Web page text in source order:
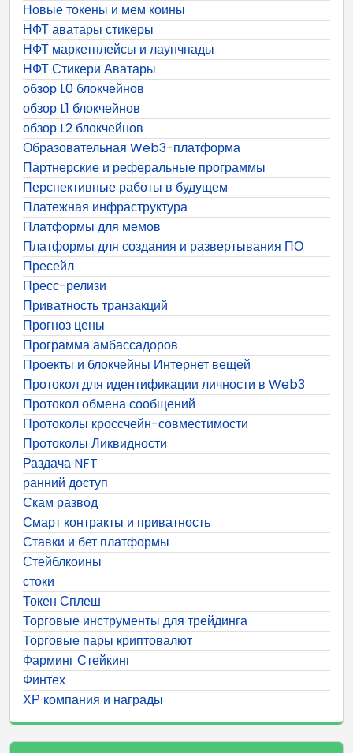
Новые токены и мем коины
НФТ аватары стикеры
НФТ маркетплейсы и лаунчпады
НФТ Стикери Аватары
обзор L0 блокчейнов
обзор L1 блокчейнов
обзор L2 блокчейнов
Образовательная Web3-платформа
Партнерские и реферальные программы
Перспективные работы в будущем
Платежная инфраструктура
Платформы для мемов
Платформы для создания и развертывания ПО
Пресейл
Пресс-релизи
Приватность транзакций
Прогноз цены
Программа амбассадоров
Проекты и блокчейны Интернет вещей
Протокол для идентификации личности в Web3
Протокол обмена сообщений
Протоколы кроссчейн-совместимости
Протоколы Ликвидности
Раздача NFT
ранний доступ
Скам развод
Смарт контракты и приватность
Ставки и бет платформы
Стейблкоины
стоки
Токен Сплеш
Торговые инструменты для трейдинга
Торговые пары криптовалют
Фарминг Стейкинг
Финтех
ХР компания и награды